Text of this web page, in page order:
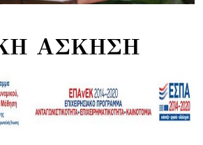
ΑΣΚΗΣΗ